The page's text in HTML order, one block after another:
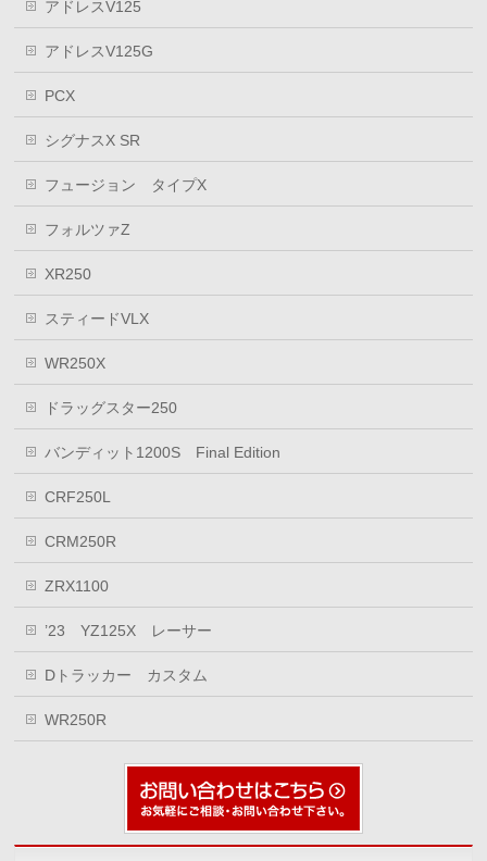
アドレスV125
アドレスV125G
PCX
シグナスX SR
フュージョン タイプX
フォルツァZ
XR250
スティードVLX
WR250X
ドラッグスター250
バンディット1200S Final Edition
CRF250L
CRM250R
ZRX1100
’23 YZ125X レーサー
Dトラッカー カスタム
WR250R